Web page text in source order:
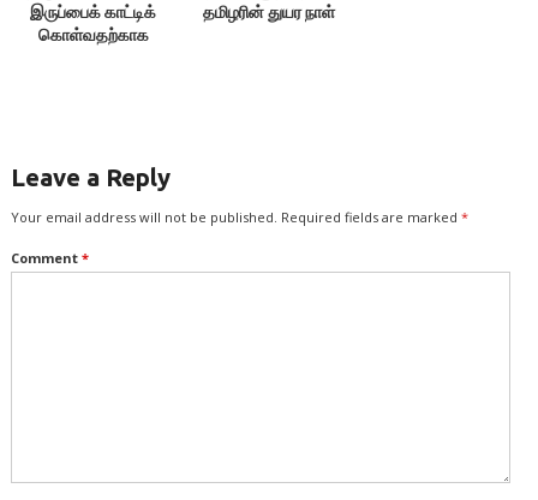
இருப்பைக் காட்டிக்
கொள்வதற்காக
தமிழரின் துயர நாள்
Leave a Reply
Your email address will not be published. Required fields are marked *
Comment *